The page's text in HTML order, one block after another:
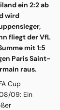
ein 2:2 ab
wird
fliegt der VfL
mit 1:5
Paris Saint-
raus.
Cup
09: Ein